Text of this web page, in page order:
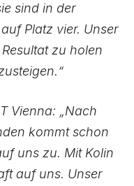
sind in der
Platz vier. Unser
zu holen
Vienna: „Nach
kommt schon
uns zu. Mit Kolin
auf uns. Unser